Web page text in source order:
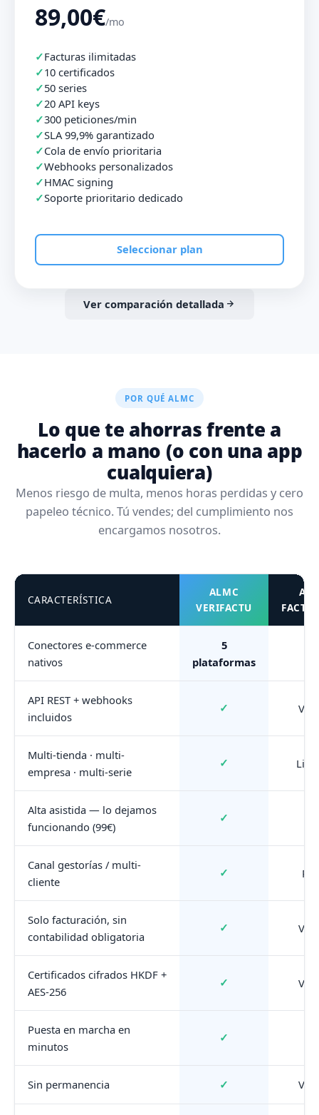
89,00€/mo
Facturas ilimitadas
10 certificados
50 series
20 API keys
300 peticiones/min
SLA 99,9% garantizado
Cola de envío prioritaria
Webhooks personalizados
HMAC signing
Soporte prioritario dedicado
Seleccionar plan
Ver comparación detallada
POR QUÉ ALMC
Lo que te ahorras frente a
hacerlo a mano (o con una app
cualquiera)
Menos riesgo de multa, menos horas perdidas y cero
papeleo técnico. Tú vendes; del cumplimiento nos
encargamos nosotros.
CARACTERÍSTICA
ALMC
VERIFACTU
Conectores e-commerce
nativos
5
plataformas
API REST + webhooks
incluidos
✓
Multi-tienda · multi-
empresa · multi-serie
✓
Alta asistida — lo dejamos
funcionando (99€)
✓
Canal gestorías / multi-
cliente
✓
Solo facturación, sin
contabilidad obligatoria
✓
Certificados cifrados HKDF +
AES-256
✓
Puesta en marcha en
minutos
✓
Sin permanencia ✓